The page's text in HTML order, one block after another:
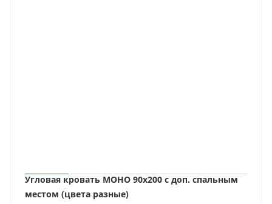
Угловая кровать МОНО 90х200 с доп. спальным
местом (цвета разные)